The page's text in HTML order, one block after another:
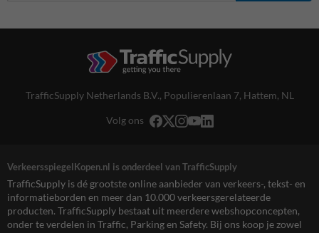
TrafficSupply Netherlands B.V., Populierenlaan 7, Hattem, NL
Volg ons
VerkeersspiegelKopen.nl is onderdeel van TrafficSupply
TrafficSupply is dé grootste online aanbieder van verkeers-, tekst- en
informatieborden en meer dan 10.000 verkeersgerelateerde
producten. TrafficSupply bestaat uit meerdere webshopconcepten,
onder te verdelen in Traffic, Parking en Safety. Bij ons koop je zowel